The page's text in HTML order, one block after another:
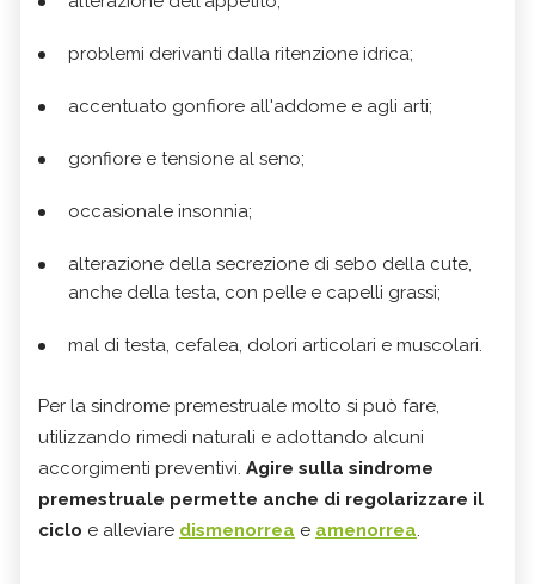
problemi derivanti dalla ritenzione idrica;
accentuato gonfiore all'addome e agli arti;
gonfiore e tensione al seno;
occasionale insonnia;
alterazione della secrezione di sebo della cute,
anche della testa, con pelle e capelli grassi;
mal di testa, cefalea, dolori articolari e muscolari.
Per la sindrome premestruale molto si può fare,
utilizzando rimedi naturali e adottando alcuni
accorgimenti preventivi. Agire sulla sindrome
premestruale permette anche di regolarizzare il
ciclo e alleviare dismenorrea e amenorrea.